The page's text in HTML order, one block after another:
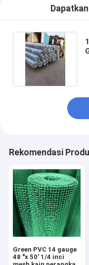
Rekomendasi
Green PVC 14 gauge
48 "x 50' 1/4 inci